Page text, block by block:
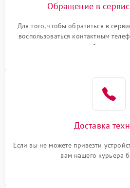
Обращение в
Для того, чтобы обратиться в
воспользоваться контактным
или оставить свой номер
Доставка
Если вы не можете привезти
вам нашего курьера